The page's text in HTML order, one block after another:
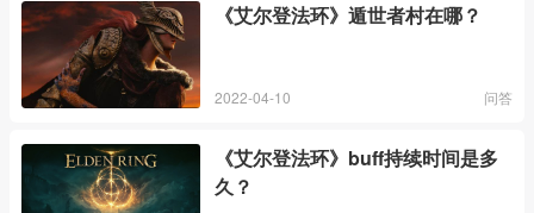
《艾尔登法环》遁世者村在哪？
2022-04-10 问答
《艾尔登法环》buff持续时间是多
久？